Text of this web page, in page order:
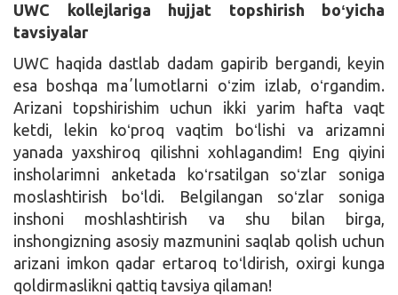
UWC kollejlariga hujjat topshirish boʻyicha
tavsiyalar
UWC haqida dastlab dadam gapirib bergandi, keyin
esa boshqa maʼlumotlarni oʻzim izlab, oʻrgandim.
Arizani topshirishim uchun ikki yarim hafta vaqt
ketdi, lekin koʻproq vaqtim boʻlishi va arizamni
yanada yaxshiroq qilishni xohlagandim! Eng qiyini
insholarimni anketada koʻrsatilgan soʻzlar soniga
moslashtirish boʻldi. Belgilangan soʻzlar soniga
inshoni moshlashtirish va shu bilan birga,
inshongizning asosiy mazmunini saqlab qolish uchun
arizani imkon qadar ertaroq toʻldirish, oxirgi kunga
qoldirmaslikni qattiq tavsiya qilaman!